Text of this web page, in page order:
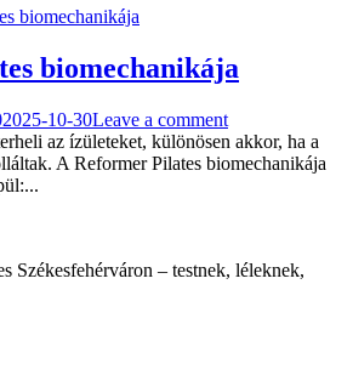
biomechanikája
2025-10-30Leave a comment
az ízületeket, különösen akkor, ha a
A Reformer Pilates biomechanikája
Székesfehérváron – testnek, léleknek,